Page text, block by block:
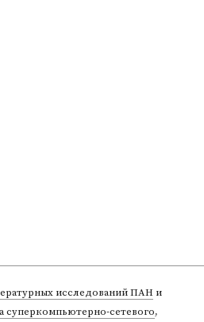
исследований ПАН и
суперкомпьютерно-сетевого,